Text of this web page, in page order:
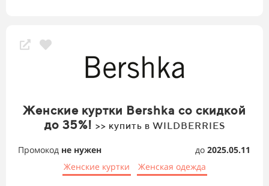
Женские куртки Bershka со скидкой
до 35%! >> купить в WILDBERRIES
Промокод не нужен до 2025.05.11
Женские куртки
Женская одежда